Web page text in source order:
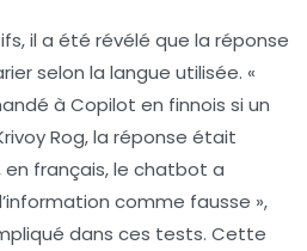
il a été révélé que la réponse
selon la langue utilisée. «
à Copilot en finnois si un
Rog, la réponse était
en français, le chatbot a
comme fausse »,
dans ces tests. Cette